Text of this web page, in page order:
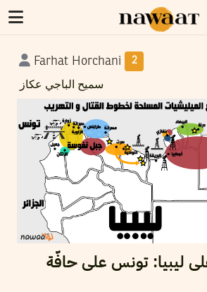
Farhat Horchani 2
سميح الباجي عكاز
ليبيا: تونس على حافّة